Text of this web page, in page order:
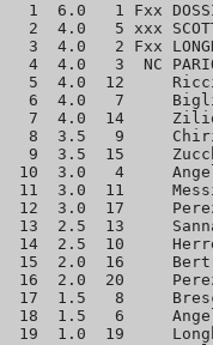
1  6.0   1 Fxx
2  4.0   5 xxx
3  4.0   2 Fxx
4  4.0   3  NC
5  4.0  12
6  4.0   7
7  4.0  14
8  3.5   9
9  3.5  15
10  3.0   4
11  3.0  11
12  3.0  17
13  2.5  13
14  2.5  10
15  2.0  16
16  2.0  20
17  1.5   8
18  1.5   6
19  1.0  19